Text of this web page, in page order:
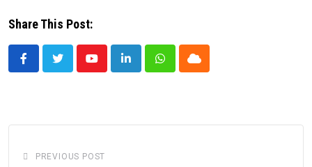
Share This Post:
YoutubeLinkedInWhatsappCloud
PREVIOUS POST